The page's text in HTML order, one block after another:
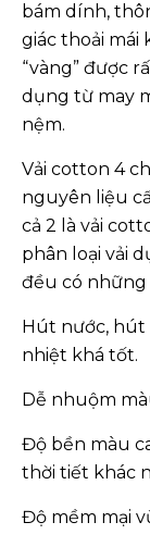
bám dính,
giác thoải mái
“vàng” được
dụng từ may
nệm.
Vải cotton 4
nguyên liệu
cả 2 là vải
phân loại vải
đều có những
Hút nước, hút
nhiệt khá tốt.
Dễ nhuộm
Độ bền màu
thời tiết khác
Độ mềm mại